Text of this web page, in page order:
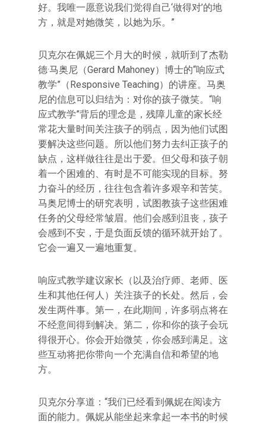
好。我唯一愿意说我们觉得自己‘做得对’的地
方，就是对她微笑，以她为乐。”
贝克尔在佩妮三个月大的时候，就听到了杰勒
德·马奥尼（Gerard Mahoney）博士的“响应式
教学”（Responsive Teaching）的讲座。马奥
尼的信息可以归结为：对你的孩子微笑。“响
应式教学”背后的理念是，残障儿童的家长经
常花大量时间关注孩子的弱点，因为他们试图
要解决这些问题。所以他们努力去纠正孩子的
缺点，这样做往往是出于爱。但父母和孩子朝
着一个困难的、有时是不可能实现的目标。努
力奋斗的经历，往往包含着许多艰辛和苦笑。
马奥尼博士的研究表明，试图教孩子这些困难
任务的父母经常皱眉。他们会感到沮丧，孩子
会感到不安，于是负面反馈的循环就开始了。
它会一遍又一遍地重复。
响应式教学建议家长（以及治疗师、老师、医
生和其他任何人）关注孩子的长处。然后，会
发生两件事。第一，在此期间，许多弱点将在
不经意间得到解决。第二，你和你的孩子会玩
得很开心。你会开始微笑，你会感到满足。这
些互动将把你带向一个充满自信和希望的地
方。
贝克尔分享道：“我们已经看到佩妮在阅读方
面的能力。佩妮从能坐起来拿起一本书的时候